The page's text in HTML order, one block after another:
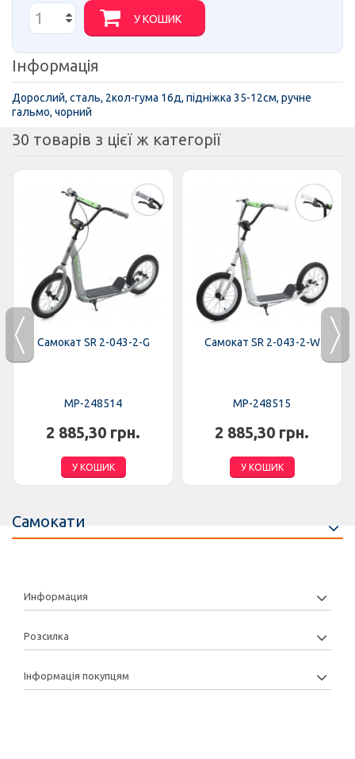
У КОШИК
Інформація
Дорослий, сталь, 2кол-гума 16д, підніжка 35-12см, ручне
гальмо, чорний
30 товарів з цієї ж категорії
Самокат SR 2-043-2-G
MP-248514
2 885,30 грн.
У КОШИК
Самокат SR 2-043-2-W
MP-248515
2 885,30 грн.
У КОШИК
Самокати
Информация
Розсилка
Інформація покупцям